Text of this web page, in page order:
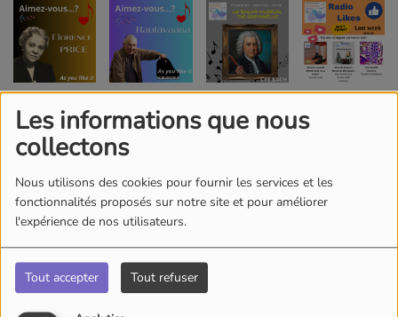
Les informations que nous
collectons
Nous utilisons des cookies pour fournir les services et les
fonctionnalités proposés sur notre site et pour améliorer
l'expérience de nos utilisateurs.
Tout accepter Tout refuser